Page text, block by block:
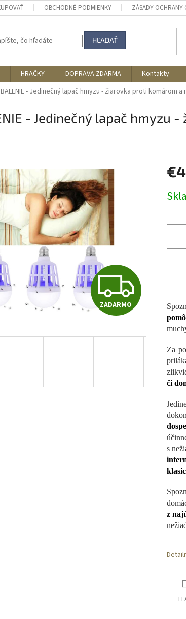
OBCHODNÉ PODMIENKY ZÁSADY OCHRANY
HĽADAŤ
HRAČKY DOPRAVA ZDARMA
Kontakty
- Jedinečný lapač hmyzu - žiarovka proti komárom a
- Jedinečný lapač hmyzu
Z
A
A
ZADARMO
cena:
Za
či
s
z